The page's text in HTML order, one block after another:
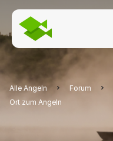
Alle Angeln Forum
Ort zum Angeln